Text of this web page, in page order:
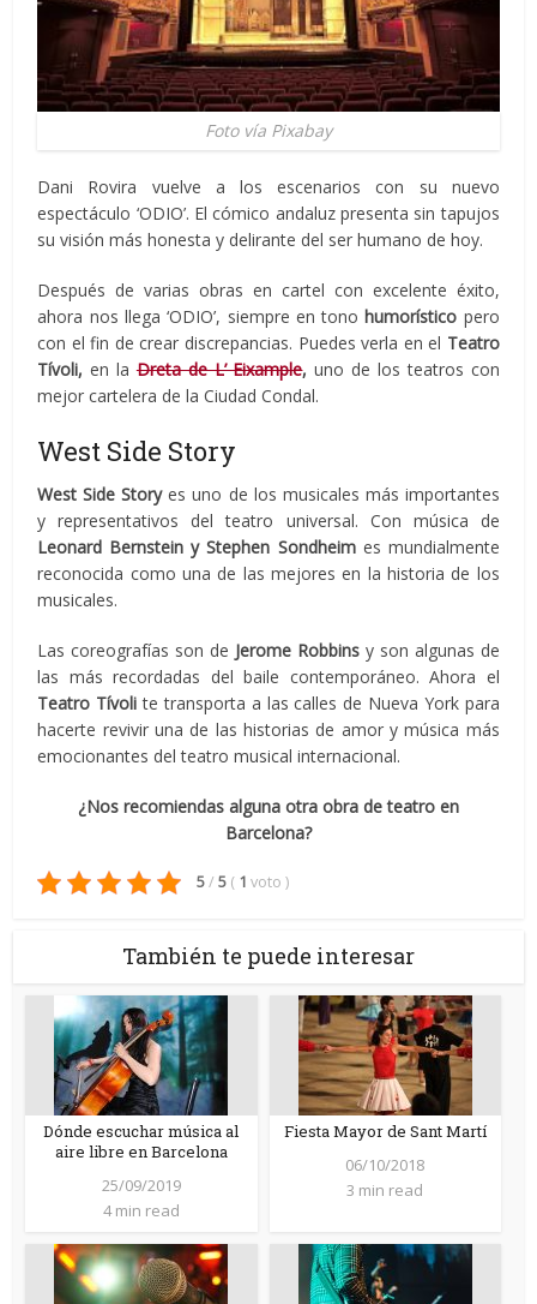
Foto vía Pixabay
Dani Rovira vuelve a los escenarios con su nuevo
espectáculo ‘ODIO’. El cómico andaluz presenta sin tapujos
su visión más honesta y delirante del ser humano de hoy.
Después de varias obras en cartel con excelente éxito,
ahora nos llega ‘ODIO’, siempre en tonohumorístico pero
con el fin de crear discrepancias. Puedes verla en el Teatro
Tívoli,en la Dreta de L’ Eixample,uno de los teatros con
mejor cartelera de la Ciudad Condal.
West Side Story
West Side Storyes uno de los musicales más importantes
y representativos del teatro universal. Con música de
Leonard Bernstein y Stephen Sondheimes mundialmente
reconocida como una de las mejores en la historia de los
musicales.
Las coreografías son de Jerome Robbins y son algunas de
las más recordadas del baile contemporáneo. Ahora el
Teatro Tívoli te transporta a las calles de Nueva York para
hacerte revivir una de las historias de amor y música más
emocionantes del teatro musical internacional.
¿Nos recomiendas alguna otra obra de teatro en
Barcelona?
5/ 5 ( 1 voto )
También te puede interesar
Dónde escuchar música al
aire libre en Barcelona
25/09/2019
4 min read
Fiesta Mayor de Sant Martí
06/10/2018
3 min read